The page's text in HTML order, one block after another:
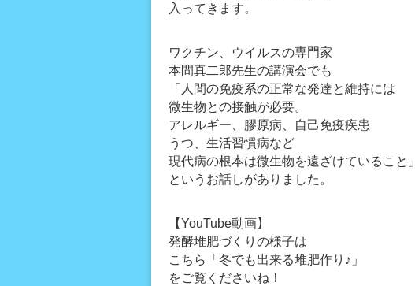
入ってきます。
ワクチン、ウイルスの専門家
本間真二郎先生の講演会でも
「人間の免疫系の正常な発達と維持には
微生物との接触が必要。
アレルギー、膠原病、自己免疫疾患
うつ、生活習慣病など
現代病の根本は微生物を遠ざけていること」
というお話しがありました。
【YouTube動画】
発酵堆肥づくりの様子は
こちら「冬でも出来る堆肥作り♪」
をご覧くださいね！